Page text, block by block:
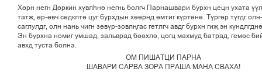
Хґрн негн Діркин хўвлєні негнь болгч Парнашвари бурхн цецн ухата
татљ, ґр-ґвч седклті цуг бурхдын хіірнд імтиг кўртіні. Тўргір тўгдг
саглулдг, олн нань чигн зґвўр-зовлњгас гетлгч авдг бурхн гиљ эн
Эн бурхна номиг умшад, зальврад бііхлі, цогц махмуд батрад, геміс
авхд туста болна.
ОМ ПИШАТЦИ ПАРНА
ШАВАРИ САРВА ЗОРА ПРАША МАНА СВАХА!